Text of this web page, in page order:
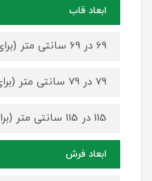
ابعاد قاب
69 در 69 سانتی متر (برای سایز 60 در 60)
79 در 79 سانتی متر (برای سایز 70 در 70)
115 در 115 سانتی متر (برای سایز 100 در 100)
ابعاد فرش